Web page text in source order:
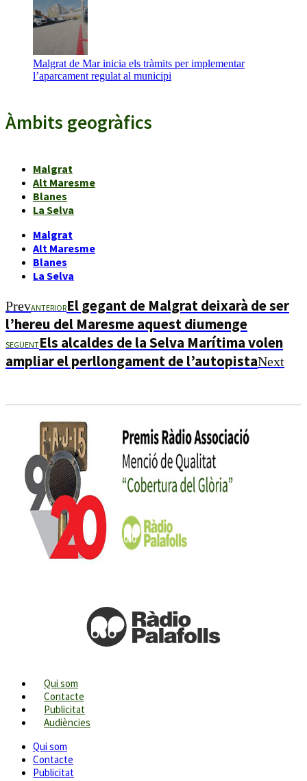
Malgrat de Mar inicia els tràmits per implementar
l’aparcament regulat al municipi
Àmbits geogràfics
Malgrat
Alt Maresme
Blanes
La Selva
Malgrat
Alt Maresme
Blanes
La Selva
PrevANTERIOREl gegant de Malgrat deixarà de ser
l’hereu del Maresme aquest diumenge
SEGÜENTEls alcaldes de la Selva Marítima volen
ampliar el perllongament de l’autopistaNext
Qui som
Contacte
Publicitat
Audiències
Qui som
Contacte
Publicitat